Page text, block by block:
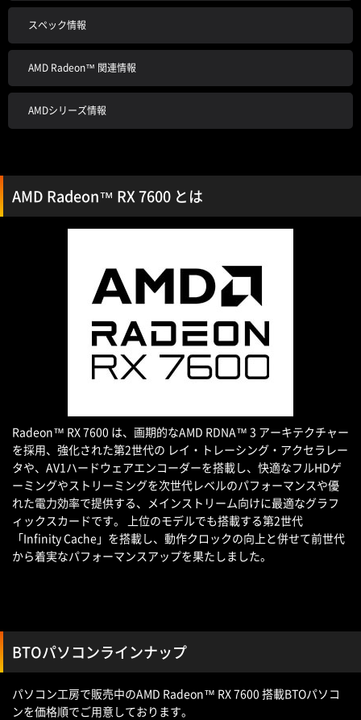
スペック情報
AMD Radeon™ 関連情報
AMDシリーズ情報
AMD Radeon™ RX 7600 とは
Radeon™ RX 7600 は、画期的なAMD RDNA™ 3 アーキテクチャー
を採用、強化された第2世代の レイ・トレーシング・アクセラレー
タや、AV1ハードウェアエンコーダーを搭載し、快適なフルHDゲ
ーミングやストリーミングを次世代レベルのパフォーマンスや優
れた電力効率で提供する、メインストリーム向けに最適なグラフ
ィックスカードです。 上位のモデルでも搭載する第2世代
「Infinity Cache」を搭載し、動作クロックの向上と併せて前世代
から着実なパフォーマンスアップを果たしました。
BTOパソコンラインナップ
パソコン工房で販売中のAMD Radeon™ RX 7600 搭載BTOパソコ
ンを価格順でご用意しております。